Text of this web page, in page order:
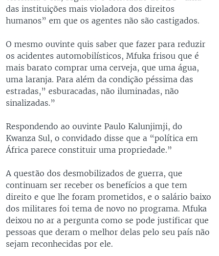
das instituições mais violadora dos direitos
humanos” em que os agentes não são castigados.
O mesmo ouvinte quis saber que fazer para reduzir
os acidentes automobilísticos, Mfuka frisou que é
mais barato comprar uma cerveja, que uma água,
uma laranja. Para além da condição péssima das
estradas,” esburacadas, não iluminadas, não
sinalizadas.”
Respondendo ao ouvinte Paulo Kalunjimji, do
Kwanza Sul, o convidado disse que a “política em
África parece constituir uma propriedade.”
A questão dos desmobilizados de guerra, que
continuam ser receber os benefícios a que tem
direito e que lhe foram prometidos, e o salário baixo
dos militares foi tema de novo no programa. Mfuka
deixou no ar a pergunta como se pode justificar que
pessoas que deram o melhor delas pelo seu país não
sejam reconhecidas por ele.